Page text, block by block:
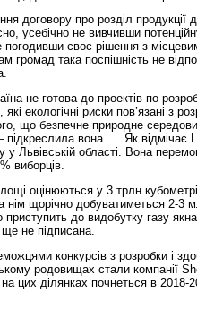
договору про розділ продукції
усебічно не вивчивши
погодивши своє рішення з
громад така поспішність не
не готова до проектів по
які екологічні риски пов’язані з
що безпечне природне
вона. Як відмічає
у Львівській області. Вона
виборців.
оцінюються у 3 трлн
нім щорічно добуватиметься 2-3
до видобутку газу
не підписана.
конкурсів з розробки і
родовищах стали компанії
цих ділянках почнеться в